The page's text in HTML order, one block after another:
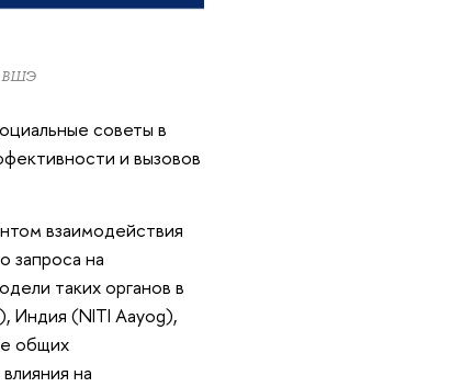
ВШЭ
советы в
и вызовов
взаимодействия
запроса на
таких органов в
Индия (NITI Aayog),
общих
на